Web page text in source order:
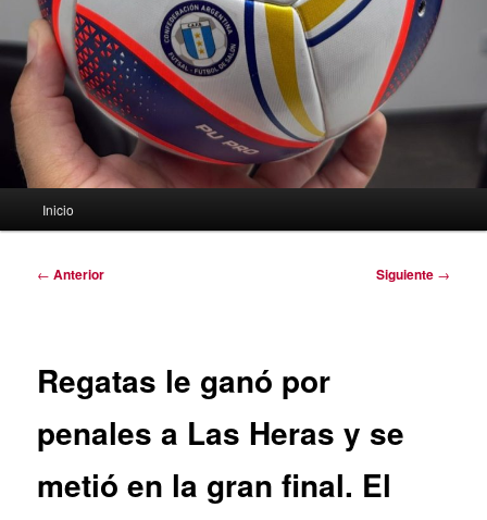
Inicio
Navegación
← Anterior Siguiente →
Regatas le ganó por
penales a Las Heras y se
metió en la gran final. El